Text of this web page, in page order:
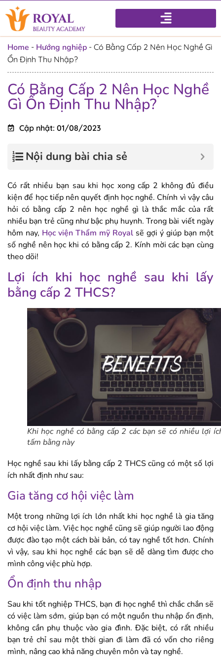
Home - Hướng nghiệp - Có Bằng Cấp 2 Nên Học Nghề Gì
Ổn Định Thu Nhập?
Có Bằng Cấp 2 Nên Học Nghề
Gì Ổn Định Thu Nhập?
Cập nhật: 01/08/2023
Nội dung bài chia sẻ
Có rất nhiều bạn sau khi học xong cấp 2 không đủ điều
kiện để học tiếp nên quyết định học nghề. Chính vì vậy câu
hỏi có bằng cấp 2 nên học nghề gì là thắc mắc của rất
nhiều bạn trẻ cũng như bậc phụ huynh. Trong bài viết ngày
hôm nay, Học viện Thẩm mỹ Royal sẽ gợi ý giúp bạn một
số nghề nên học khi có bằng cấp 2. Kính mời các bạn cùng
theo dõi!
Lợi ích khi học nghề sau khi lấy
bằng cấp 2 THCS?
Khi học nghề có bằng cấp 2 các bạn sẽ có nhiều lợi
tấm bằng này
Học nghề sau khi lấy bằng cấp 2 THCS cũng có một số lợi
ích nhất định như sau:
Gia tăng cơ hội việc làm
Một trong những lợi ích lớn nhất khi học nghề là gia tăng
cơ hội việc làm. Việc học nghề cũng sẽ giúp người lao động
được đào tạo một cách bài bản, có tay nghề tốt hơn. Chính
vì vậy, sau khi học nghề các bạn sẽ dễ dàng tìm được cho
mình công việc phù hợp.
Ổn định thu nhập
Sau khi tốt nghiệp THCS, bạn đi học nghề thì chắc chắn sẽ
có việc làm sớm, giúp bạn có một nguồn thu nhập ổn định,
không cần phụ thuộc vào gia đình. Đặc biệt, có rất nhiều
bạn trẻ chỉ sau một thời gian đi làm đã có vốn cho riêng
mình, nâng cao khả năng chuyên môn và tay nghề.